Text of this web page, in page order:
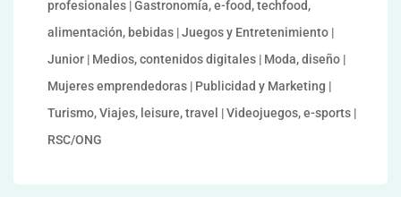
profesionales | Gastronomía, e-food, techfood,
alimentación, bebidas | Juegos y Entretenimiento |
Junior | Medios, contenidos digitales | Moda, diseño |
Mujeres emprendedoras | Publicidad y Marketing |
Turismo, Viajes, leisure, travel | Videojuegos, e-sports |
RSC/ONG